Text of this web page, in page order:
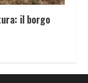
il borgo